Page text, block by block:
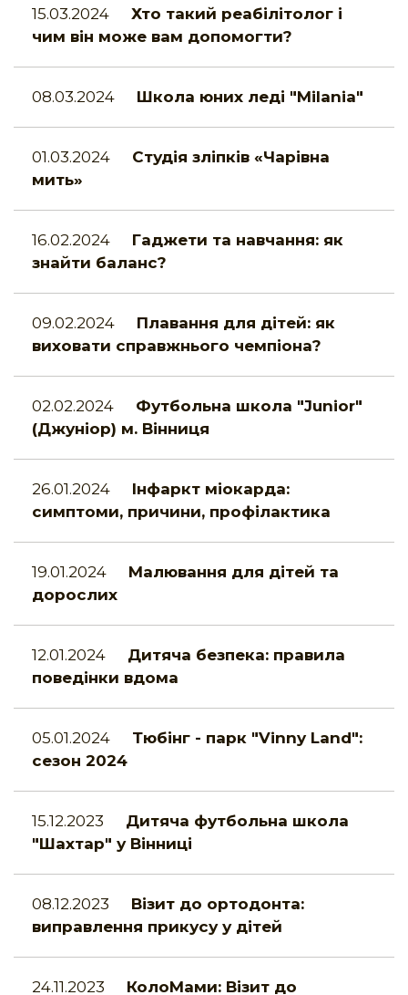
15.03.2024
Хто такий реабілітолог і
чим він може вам допомогти?
08.03.2024 Школа юних леді "Milania"
01.03.2024
Студія зліпків «Чарівна
мить»
16.02.2024
Гаджети та навчання: як
знайти баланс?
09.02.2024
Плавання для дітей: як
виховати справжнього чемпіона?
02.02.2024
Футбольна школа "Junior"
(Джуніор) м. Вінниця
26.01.2024
Інфаркт міокарда:
симптоми, причини, профілактика
19.01.2024
Малювання для дітей та
дорослих
12.01.2024
Дитяча безпека: правила
поведінки вдома
05.01.2024
Тюбінг - парк "Vinny Land":
сезон 2024
15.12.2023
Дитяча футбольна школа
"Шахтар" у Вінниці
08.12.2023
Візит до ортодонта:
виправлення прикусу у дітей
24.11.2023 КолоМами: Візит до